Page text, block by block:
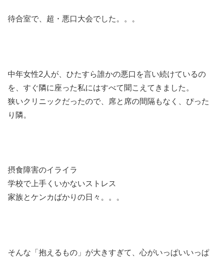
待合室で、超・悪口大会でした。。。
中年女性2人が、ひたすら誰かの悪口を言い続けているの
を、すぐ隣に座った私にはすべて聞こえてきました。
狭いクリニックだったので、席と席の間隔もなく、ぴった
り隣。
摂食障害のイライラ
学校で上手くいかないストレス
家族とケンカばかりの日々。。。
そんな「抱えるもの」が大きすぎて、心がいっぱいいっぱ